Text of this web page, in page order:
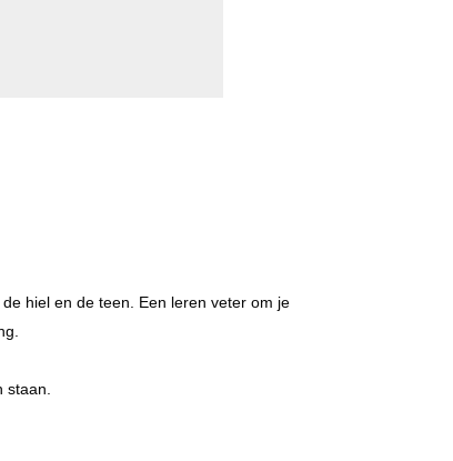
hiel en de teen. Een leren veter om je
staan.